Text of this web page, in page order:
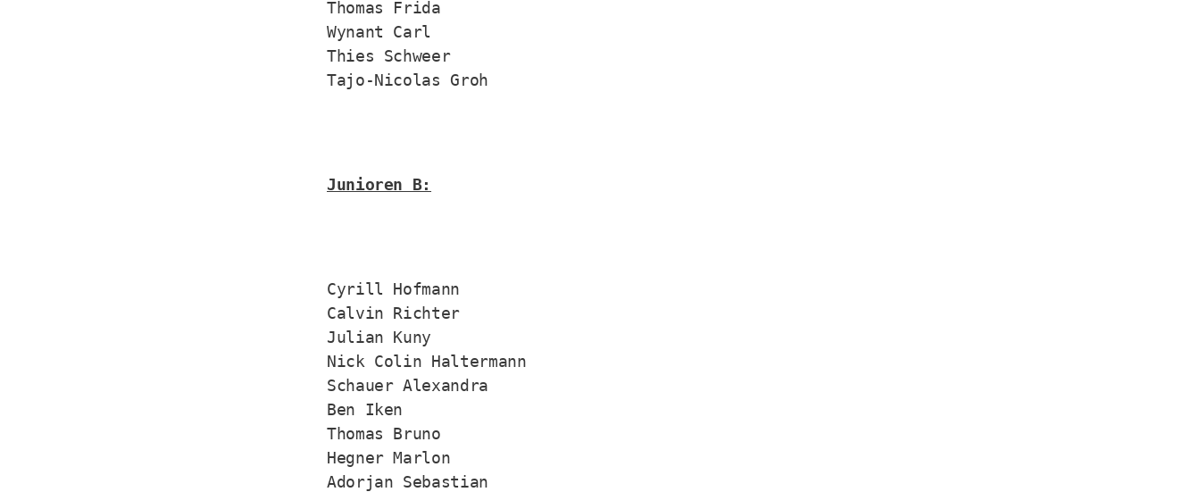
Thomas Frida
Wynant Carl
Thies Schweer
Tajo-Nicolas Groh
Junioren B:
Cyrill Hofmann
Calvin Richter
Julian Kuny
Nick Colin Haltermann
Schauer Alexandra
Ben Iken
Thomas Bruno
Hegner Marlon
Adorjan Sebastian